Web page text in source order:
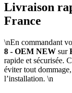
Livraison
France
\nEn commandant
8 - OEM NEW sur
rapide et sécurisée.
éviter tout
l’installation. \n